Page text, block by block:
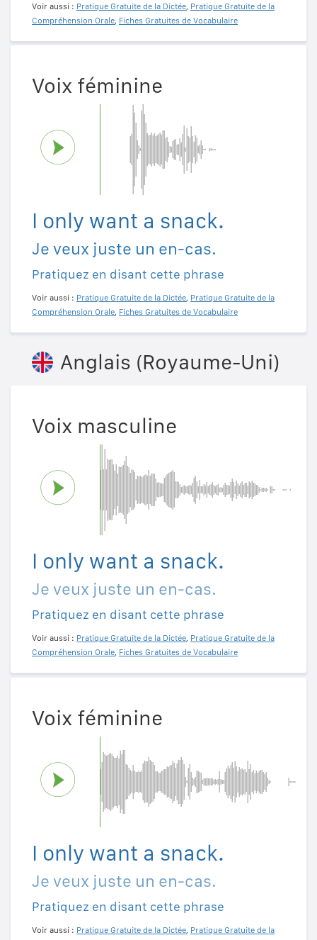
Voir aussi : Pratique Gratuite de la Dictée, Pratique Gratuite de la
Compréhension Orale, Fiches Gratuites de Vocabulaire
Voix féminine
I only want a snack.
Je veux juste un en-cas.
Pratiquez en disant cette phrase
Voir aussi : Pratique Gratuite de la Dictée, Pratique Gratuite de la
Compréhension Orale, Fiches Gratuites de Vocabulaire
Anglais (Royaume-Uni)
Voix masculine
I only want a snack.
Je veux juste un en-cas.
Pratiquez en disant cette phrase
Voir aussi : Pratique Gratuite de la Dictée, Pratique Gratuite de la
Compréhension Orale, Fiches Gratuites de Vocabulaire
Voix féminine
I only want a snack.
Je veux juste un en-cas.
Pratiquez en disant cette phrase
Voir aussi : Pratique Gratuite de la Dictée, Pratique Gratuite de la